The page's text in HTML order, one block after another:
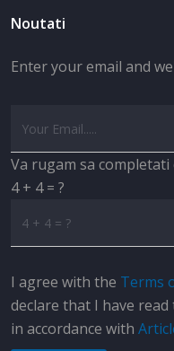
Noutati
Enter your email and
Va rugam sa completati
4 + 4 = ?
I agree with the Terms
declare that I have
in accordance with